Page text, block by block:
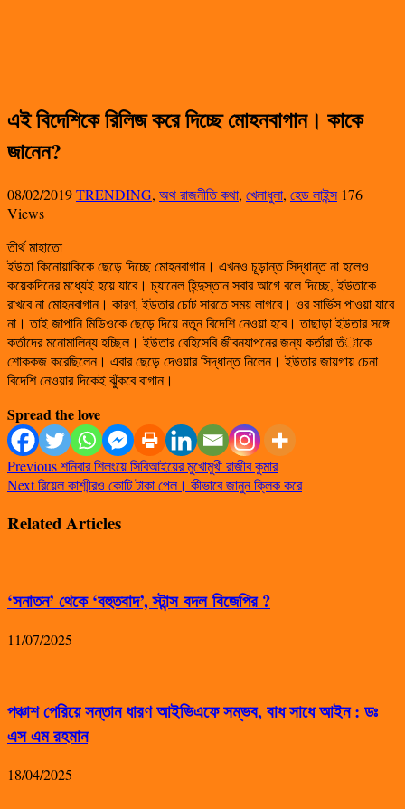
এই বিদেশিকে রিলিজ করে দিচ্ছে মোহনবাগান। কাকে
জানেন?‌
08/02/2019TRENDING, অথ রাজনীতি কথা, খেলাধুলা, হেড লাইন্স 176
Views
‌তীর্থ মাহাতো
ইউতা কিনোয়াকিকে ছেড়ে দিচ্ছে মোহনবাগান। এখনও চূড়ান্ত সিদ্ধান্ত না হলেও
কয়েকদিনের মধ্যেই হয়ে যাবে। চ্যানেল হিন্দুস্তান সবার আগে বলে দিচ্ছে, ইউতাকে
রাখবে না মোহনবাগান। কারণ, ইউতার চোট সারতে সময় লাগবে। ওর সার্ভিস পাওয়া যাবে
না। তাই জাপানি মিডিওকে ছেড়ে দিয়ে নতুন বিদেশি নেওয়া হবে। তাছাড়া ইউতার সঙ্গে
কর্তাদের মনোমালিন্য হচ্ছিল। ইউতার বেহিসেবি জীবনযাপনের জন্য কর্তারা তঁাকে
শোককজ করেছিলেন। এবার ছেড়ে দেওয়ার সিদ্ধান্ত নিলেন। ইউতার জায়গায় চেনা
বিদেশি নেওয়ার দিকেই ঝুঁকবে বাগান।
Spread the love
Previousশনিবার শিলংয়ে সিবিআইয়ের মুখোমুখী রাজীব কুমার
Nextরিয়েল কাশ্মীরও কোটি টাকা পেল। কীভাবে জানুন ক্লিক করে
Related Articles
‘সনাতন’ থেকে ‘বহুতবাদ’, স্টান্স বদল বিজেপির ?
11/07/2025
পঞ্চাশ পেরিয়ে সন্তান ধারণ আইভিএফে সম্ভব, বাধ সাধে আইন : ডঃ
এস এম রহমান
18/04/2025